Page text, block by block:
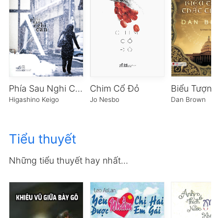
Phía Sau Nghi Can X
Higashino Keigo
Chim Cổ Đỏ
Jo Nesbo Dan Brown
Tiểu thuyết
Những tiểu thuyết hay nhất...